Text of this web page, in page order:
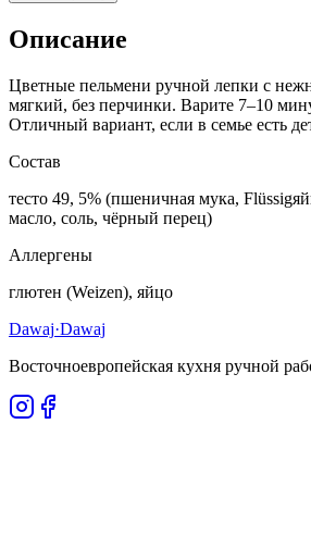
Описание
Цветные пельмени ручной лепки с
мягкий, без перчинки. Варите 7–10
Отличный вариант, если в семье есть
Состав
тесто 49, 5% (пшеничная мука,
масло, соль, чёрный перец)
Аллергены
глютен (Weizen), яйцо
Dawaj·Dawaj
Восточноевропейская кухня ручной